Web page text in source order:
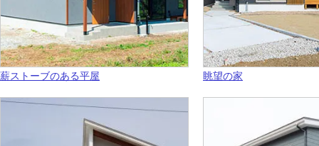
薪ストーブのある平屋 眺望の家